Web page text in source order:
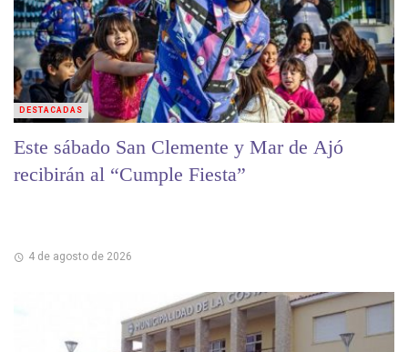
Este sábado San Clemente y Mar de Ajó
recibirán al “Cumple Fiesta”
4 de agosto de 2026
DESTACADAS